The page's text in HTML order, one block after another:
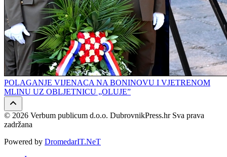
POLAGANJE VIJENACA NA BONINOVU I VJETRENOM
MLINU UZ OBLJETNICU „OLUJE”
© 2026 Verbum publicum d.o.o. DubrovnikPress.hr Sva prava
zadržana
Powered by DromedarIT.NeT